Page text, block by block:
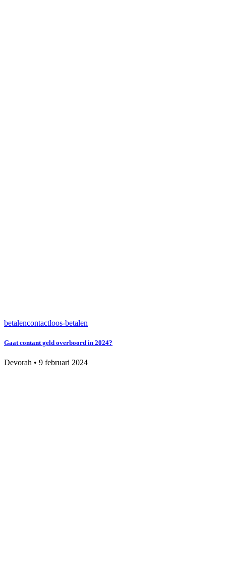
betalencontactloos-betalen
Gaat contant geld overboord in 2024?
Devorah • 9 februari 2024